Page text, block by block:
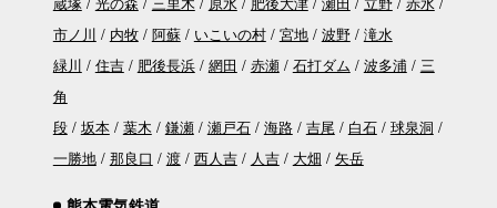
市ノ川
内牧 阿蘇 いこいの村 宮地 波野
滝水
緑川
住吉 肥後長浜 網田 赤瀬 石打ダム 波多浦
三
角
段
坂本 葉木 鎌瀬 瀬戸石 海路 吉尾 白石
球泉洞
一勝地
那良口 渡 西人吉 人吉 大畑 矢岳